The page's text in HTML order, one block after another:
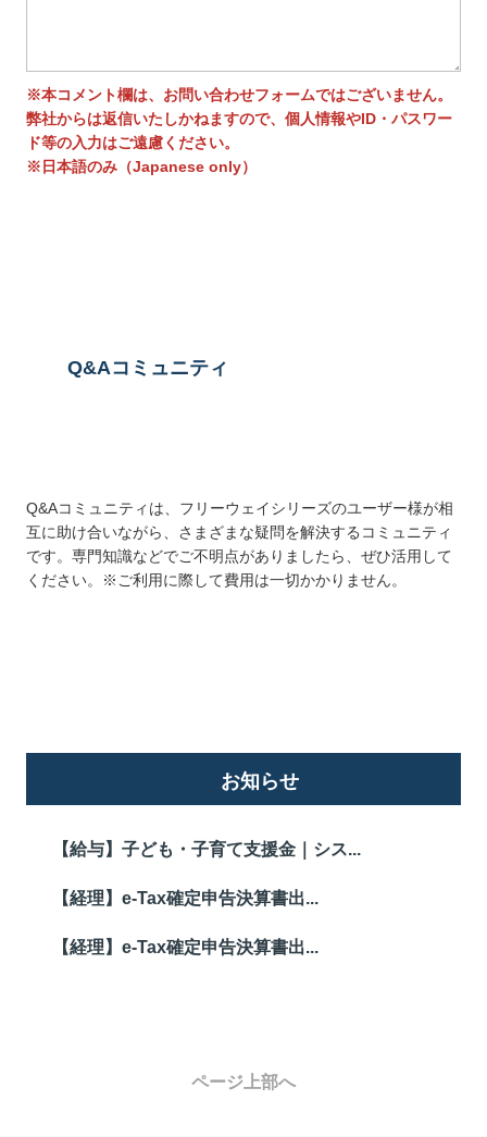
※本コメント欄は、お問い合わせフォームではございません。
弊社からは返信いたしかねますので、個人情報やID・パスワー
ド等の入力はご遠慮ください。
※日本語のみ（Japanese only）
Q&Aコミュニティ
Q&Aコミュニティは、フリーウェイシリーズのユーザー様が相
互に助け合いながら、さまざまな疑問を解決するコミュニティ
です。専門知識などでご不明点がありましたら、ぜひ活用して
ください。※ご利用に際して費用は一切かかりません。
お知らせ
【給与】子ども・子育て支援金｜シス...
【経理】e-Tax確定申告決算書出...
【経理】e-Tax確定申告決算書出...
ページ上部へ